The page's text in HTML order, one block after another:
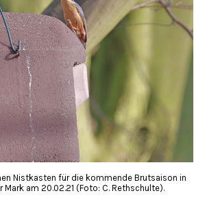
Nistkasten für die kommende Brutsaison in
Mark am 20.02.21 (Foto: C. Rethschulte).